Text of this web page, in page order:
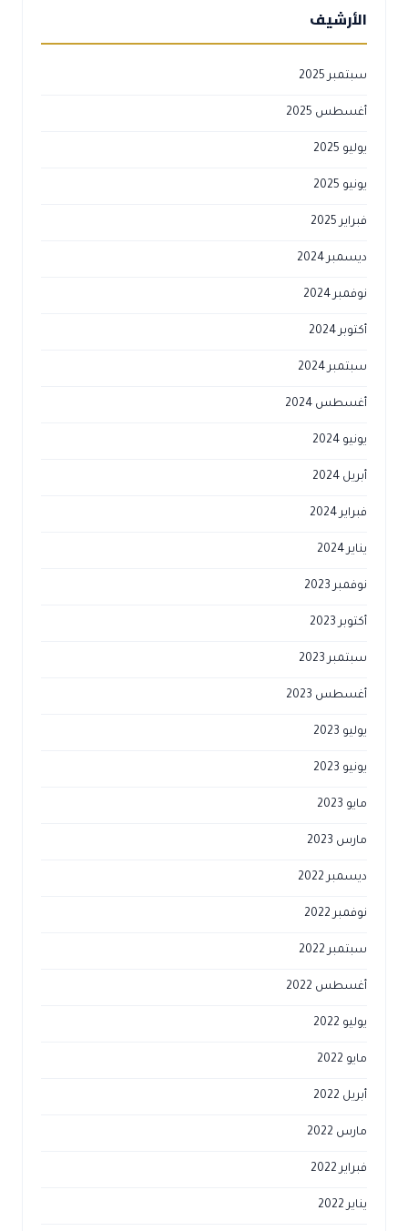
الأرشيف
سبتمبر 2025
أغسطس 2025
يوليو 2025
يونيو 2025
فبراير 2025
ديسمبر 2024
نوفمبر 2024
أكتوبر 2024
سبتمبر 2024
أغسطس 2024
يونيو 2024
أبريل 2024
فبراير 2024
يناير 2024
نوفمبر 2023
أكتوبر 2023
سبتمبر 2023
أغسطس 2023
يوليو 2023
يونيو 2023
مايو 2023
مارس 2023
ديسمبر 2022
نوفمبر 2022
سبتمبر 2022
أغسطس 2022
يوليو 2022
مايو 2022
أبريل 2022
مارس 2022
فبراير 2022
يناير 2022